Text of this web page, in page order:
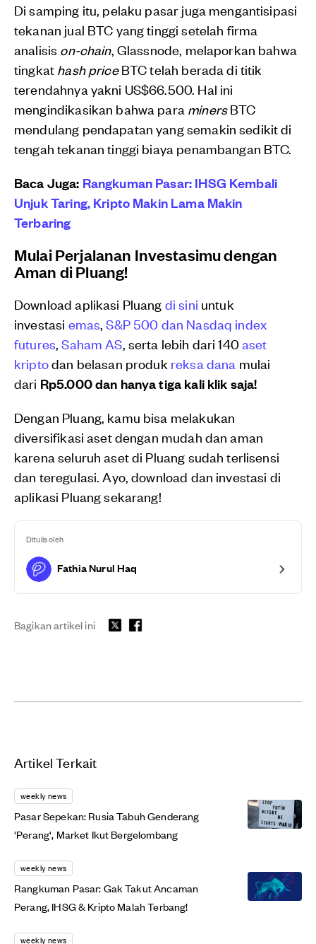
Di samping itu, pelaku pasar juga mengantisipasi
tekanan jual BTC yang tinggi setelah firma
analisis on-chain, Glassnode, melaporkan bahwa
tingkat hash priceBTC telah berada di titik
terendahnya yakni US$66.500. Hal ini
mengindikasikan bahwa para minersBTC
mendulang pendapatan yang semakin sedikit di
tengah tekanan tinggi biaya penambangan BTC.
Baca Juga: Rangkuman Pasar: IHSG Kembali
Unjuk Taring, Kripto Makin Lama Makin
Terbaring
Mulai Perjalanan Investasimu dengan
Aman di Pluang!
Download aplikasi Pluang di sini untuk
investasi emas,S&P 500 dan Nasdaq index
futures,Saham AS, serta lebih dari 140aset
kriptodan belasan produk reksa dana mulai
dari Rp5.000 dan hanya tiga kali klik saja!
Dengan Pluang, kamu bisa melakukan
diversifikasi aset dengan mudah dan aman
karena seluruh aset di Pluang sudah terlisensi
dan teregulasi. Ayo, download dan investasi di
aplikasi Pluang sekarang!
Ditulis oleh
Fathia Nurul Haq
Bagikan artikel ini
Artikel Terkait
weekly news
Pasar Sepekan: Rusia Tabuh Genderang
'Perang', Market Ikut Bergelombang
weekly news
Rangkuman Pasar: Gak Takut Ancaman
Perang, IHSG & Kripto Malah Terbang!
weekly news